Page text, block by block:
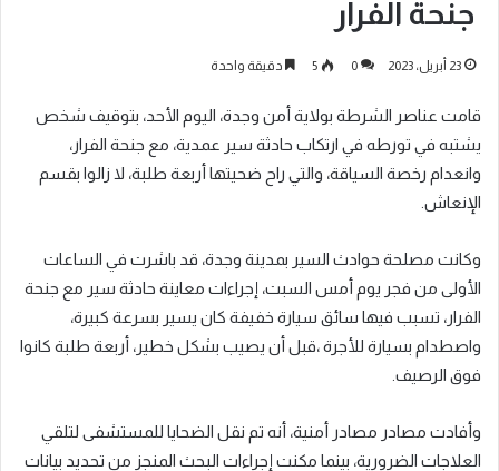
جنحة الفرار
23 أبريل، 2023 0
5 دقيقة واحدة
قامت عناصر الشرطة بولاية أمن وجدة، اليوم الأحد، بتوقيف شخص
يشتبه في تورطه في ارتكاب حادثة سير عمدية، مع جنحة الفرار،
وانعدام رخصة السياقة، والتي راح ضحيتها أربعة طلبة، لا زالوا بقسم
الإنعاش.
وكانت مصلحة حوادث السير بمدينة وجدة، قد باشرت في الساعات
الأولى من فجر يوم أمس السبت، إجراءات معاينة حادثة سير مع جنحة
الفرار، تسبب فيها سائق سيارة خفيفة كان يسير بسرعة كبيرة،
واصطدام بسيارة للأجرة ،قبل أن يصيب بشكل خطير، أربعة طلبة كانوا
فوق الرصيف.
وأفادت مصادر مصادر أمنية، أنه تم نقل الضحايا للمستشفى لتلقي
العلاجات الضرورية، بينما مكنت إجراءات البحث المنجز من تحديد بيانات